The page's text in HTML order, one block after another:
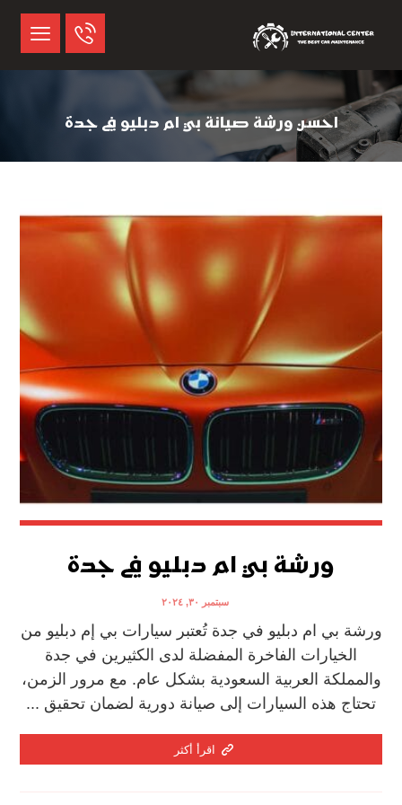
احسن ورشة صيانة بي ام دبليو في جدة
ورشة بي ام دبليو في جدة
سبتمبر ٣٠, ٢٠٢٤
ورشة بي ام دبليو في جدة تُعتبر سيارات بي إم دبليو من
الخيارات الفاخرة المفضلة لدى الكثيرين في جدة
والمملكة العربية السعودية بشكل عام. مع مرور الزمن،
تحتاج هذه السيارات إلى صيانة دورية لضمان تحقيق ...
اقرأ أكثر